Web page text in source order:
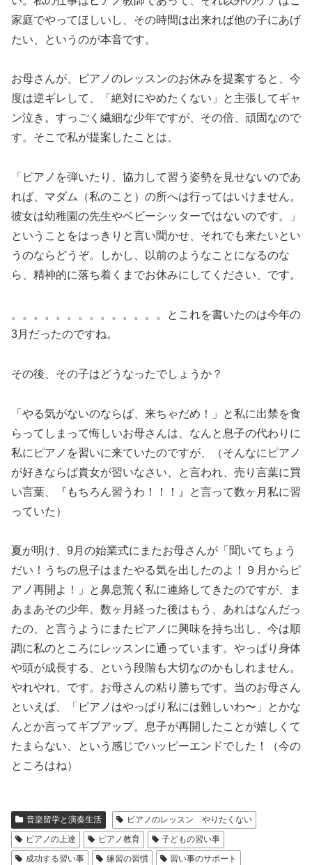
家庭でやってほしいし、その時間は出来れば他の子にあげ
たい、というのが本音です。
お母さんが、ピアノのレッスンのお休みを提案すると、今
度は逆ギレして、「絶対にやめたくない」と主張してギャ
ン泣き。すっごく繊細な少年ですが、その倍、頑固なので
す。そこで私が提案したことは、
「ピアノを弾いたり、協力して習う姿勢を見せないのであ
れば、マダム（私のこと）の所へは行ってはいけません。
彼女は幼稚園の先生やベビーシッターではないのです。」
ということをはっきりと言い聞かせ、それでも来たいとい
うのならどうぞ。しかし、以前のようなことになるのな
ら、精神的に落ち着くまでお休みにしてください、です。
。。。。。。。。。。。。。。とこれを書いたのは今年の
3月だったのですね。
その後、その子はどうなったでしょうか？
「やる気がないのならば、来ちゃだめ！」と私に出禁を食
らってしまって悔しいお母さんは、なんと息子の代わりに
私にピアノを習いに来ていたのですが、（そんなにピアノ
が好きならば貴女が習いなさい、と言われ、売り言葉に買
い言葉、『もちろん習うわ！！！』と言って数ヶ月私に習
っていた）
夏が明け、9月の始業式にまたお母さんが「聞いてちょう
だい！うちの息子はまたやる気を出したのよ！９月からピ
アノ再開よ！」と鼻息荒く私に連絡してきたのですが、ま
あまあその少年、数ヶ月経った後はもう、あれはなんだっ
たの、と言うようにまたピアノに興味を持ち出し、今は順
調に私のところにレッスンに通っています。やっぱり身体
や頭が成長する、という段階も大切なのかもしれません。
やれやれ、です。お母さんの粘り勝ちです。当のお母さん
といえば、「ピアノはやっぱり私には難しいわ〜」とかな
んとか言ってギブアップ。息子が再開したことが嬉しくて
たまらない、という感じでハッピーエンドでした！（今の
ところはね）
音楽留学と演奏生活
ピアノのレッスン やりたくない
ピアノの上達
ピアノ教育
子どもの習い事
成功する習い事
練習の習慣
習い事のサポート